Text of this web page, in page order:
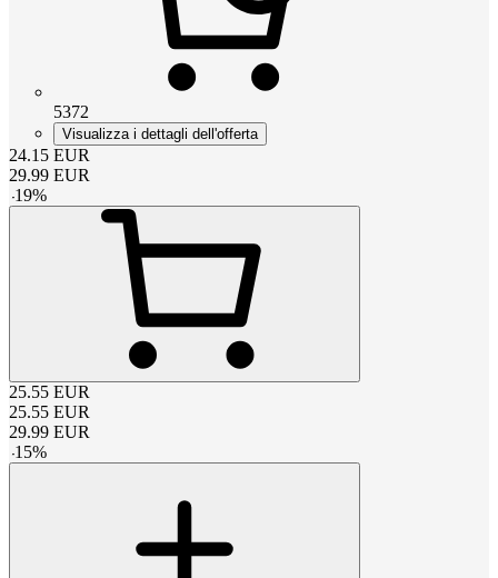
5372
Visualizza i dettagli dell'offerta
24.15 EUR
29.99 EUR
-19%
25.55 EUR
25.55 EUR
29.99 EUR
-15%